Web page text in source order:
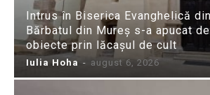
Intrus în Biserica Evanghelică
Bărbatul din Mureș s-a apucat
obiecte prin lăcașul de cult
Iulia Hoha - august 6, 2026